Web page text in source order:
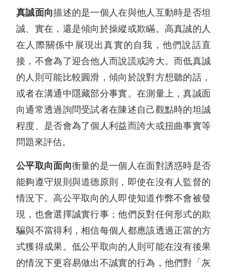
真誠面向描述的是一個人在與他人互動時是否坦
誠、實在，還是傾向於操縱或欺瞞。高真誠的人
在人際關係中展現出真實的自我，他們說話直
接，不會為了迎合他人而說謊或誇大。而低真誠
的人則可能比較圓滑，傾向於說對方想聽的話，
或者在溝通中隱藏部分事實。在測量上，真誠面
向通常透過詢問受試者在陳述自己觀點時的坦誠
程度、是否會為了個人利益而誇大或扭曲事實等
問題來評估。
公平取向面向衡量的是一個人在面對誘惑時是否
能夠遵守規則與道德原則，即使在沒有人監督的
情況下。高公平取向的人即使知道作弊不會被發
現，也會選擇誠實行事；他們反對任何形式的欺
騙與不當得利，相信每個人都應該透過正當的方
式獲得成果。低公平取向的人則可能在沒有後果
的情況下更容易做出不誠實的行為，他們對「灰